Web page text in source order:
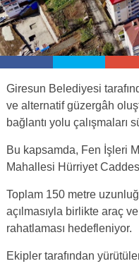
Giresun Belediyesi
ve alternatif güzergâh
bağlantı yolu çalışmaları
Bu kapsamda, Fen İşleri
Mahallesi Hürriyet
Toplam 150 metre
açılmasıyla birlikte araç
rahatlaması hedefleniyor.
Ekipler tarafından